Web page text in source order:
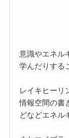
意識やエネル
学んだりする
レイキヒーリ
情報空間の書
どなどエネル